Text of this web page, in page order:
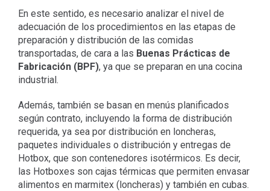
En este sentido, es necesario analizar el nivel de
adecuación de los procedimientos en las etapas de
preparación y distribución de las comidas
transportadas, de cara a las Buenas Prácticas de
Fabricación (BPF), ya que se preparan en una cocina
industrial.
Además, también se basan en menús planificados
según contrato, incluyendo la forma de distribución
requerida, ya sea por distribución en loncheras,
paquetes individuales o distribución y entregas de
Hotbox, que son contenedores isotérmicos. Es decir,
las Hotboxes son cajas térmicas que permiten envasar
alimentos en marmitex (loncheras) y también en cubas.